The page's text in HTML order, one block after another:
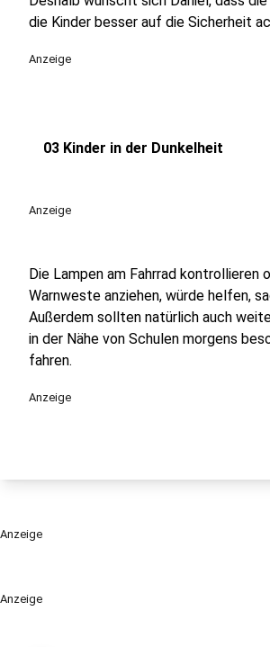
Anzeige
die Kinder besser auf die Sicherheit
Anzeige
03 Kinder in der Dunkelheit
Anzeige
Die Lampen am Fahrrad kontrollieren
Warnweste anziehen, würde helfen,
Außerdem sollten natürlich auch
in der Nähe von Schulen morgens
fahren.
Anzeige
Anzeige